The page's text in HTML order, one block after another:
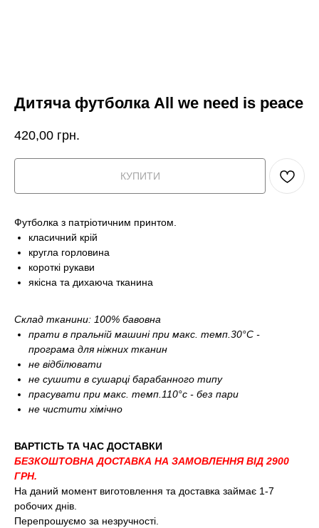
Дитяча футболка All we need is peace
420,00 грн.
КУПИТИ
Футболка з патріотичним принтом.
класичний крій
кругла горловина
короткі рукави
якісна та дихаюча тканина
Склад тканини: 100% бавовна
прати в пральній машині при макс. темп.30°С -
програма для ніжних тканин
не відбілювати
не сушити в сушарці барабанного типу
прасувати при макс. темп.110°c - без пари
не чистити хімічно
ВАРТІСТЬ ТА ЧАС ДОСТАВКИ
БЕЗКОШТОВНА ДОСТАВКА НА ЗАМОВЛЕННЯ ВІД 2900
ГРН.
На даний момент виготовлення та доставка займає 1-7
робочих днів.
Перепрошуємо за незручності.